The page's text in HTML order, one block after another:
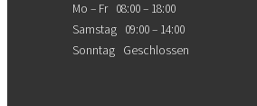
Mo – Fr 08:00 – 18:00
Samstag 09:00 – 14:00
Sonntag Geschlossen